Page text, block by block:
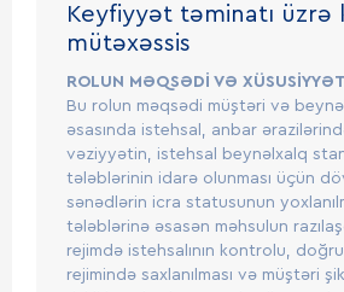
Keyfiyyət təminatı üzrə
mütəxəssis
ROLUN MƏQSƏDİ VƏ
Bu rolun məqsədi müştəri və
əsasında istehsal, anbar
vəziyyətin, istehsal beynəlxalq
tələblərinin idarə olunması üçün
sənədlərin icra statusunun
tələblərinə əsasən məhsulun
rejimdə istehsalının kontrolu,
rejimində saxlanılması və müştəri